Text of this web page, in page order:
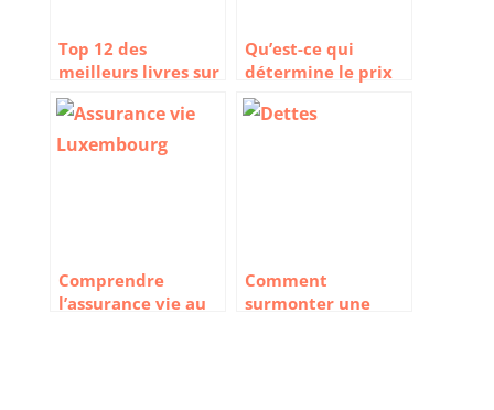
Top 12 des
meilleurs livres sur
l’investissement
Qu’est-ce qui
détermine le prix
de l’or ?
Comprendre
l’assurance vie au
Comment
surmonter une